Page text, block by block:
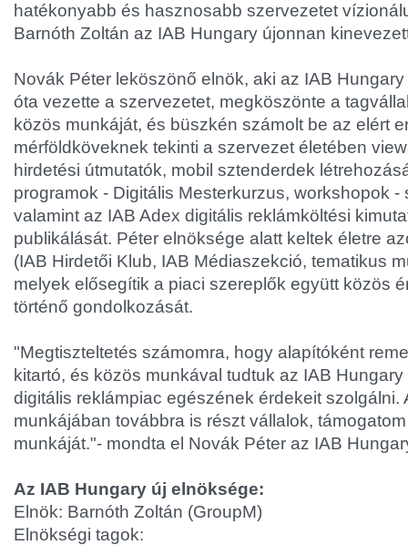
hatékonyabb és hasznosabb szervezetet
Barnóth Zoltán az IAB Hungary újonnan
Novák Péter leköszönő elnök, aki az IAB
óta vezette a szervezetet, megköszönte a
közös munkáját, és büszkén számolt be az elért
mérföldköveknek tekinti a szervezet életében
hirdetési útmutatók, mobil sztenderdek
programok - Digitális Mesterkurzus, workshopok -
valamint az IAB Adex digitális reklámköltési
publikálását. Péter elnöksége alatt keltek életre
(IAB Hirdetői Klub, IAB Médiaszekció, tematikus
melyek elősegítik a piaci szereplők együtt közös
történő gondolkozását.
"Megtiszteltetés számomra, hogy alapítóként
kitartó, és közös munkával tudtuk az IAB
digitális reklámpiac egészének érdekeit szolgálni.
munkájában továbbra is részt vállalok,
munkáját."- mondta el Novák Péter az IAB
Az IAB Hungary új elnöksége:
Elnök: Barnóth Zoltán (GroupM)
Elnökségi tagok: